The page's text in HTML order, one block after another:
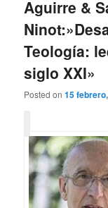
Aguirre &
Teología:
siglo XXI»
Posted on15